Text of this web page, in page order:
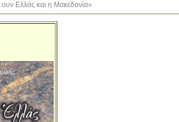
Ελλάς και η Μακεδονία»